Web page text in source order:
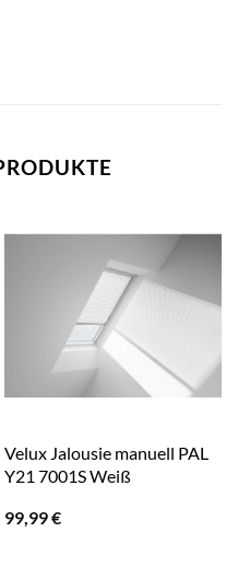
Velux Jalousie manuell PAL
Y21 7001S Weiß
99,99€